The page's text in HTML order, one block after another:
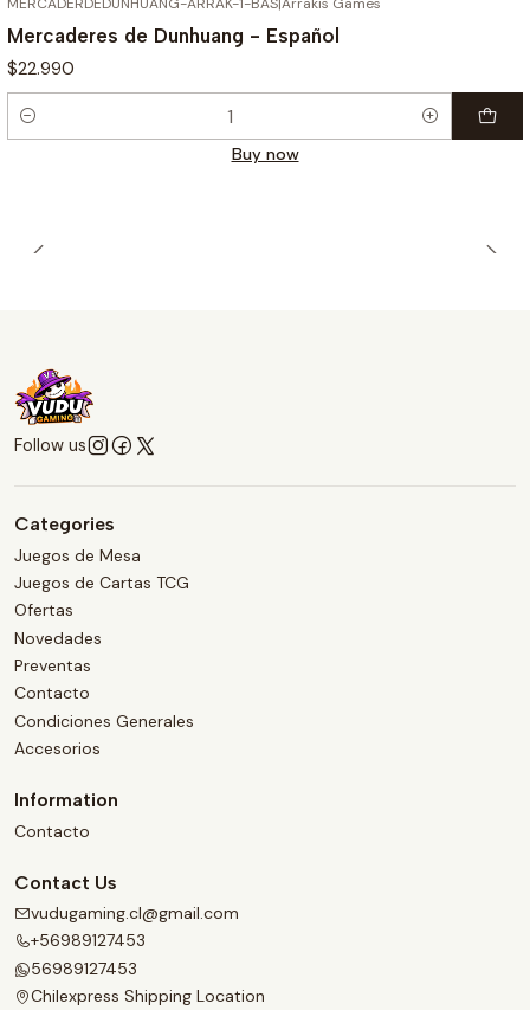
Mercaderes de Dunhuang - Español
$22.990
Quantity
Buy now
Follow us
Categories
Juegos de Mesa
Juegos de Cartas TCG
Ofertas
Novedades
Preventas
Contacto
Condiciones Generales
Accesorios
Information
Contacto
Contact Us
vudugaming.cl@gmail.com
+56989127453
56989127453
Chilexpress Shipping Location